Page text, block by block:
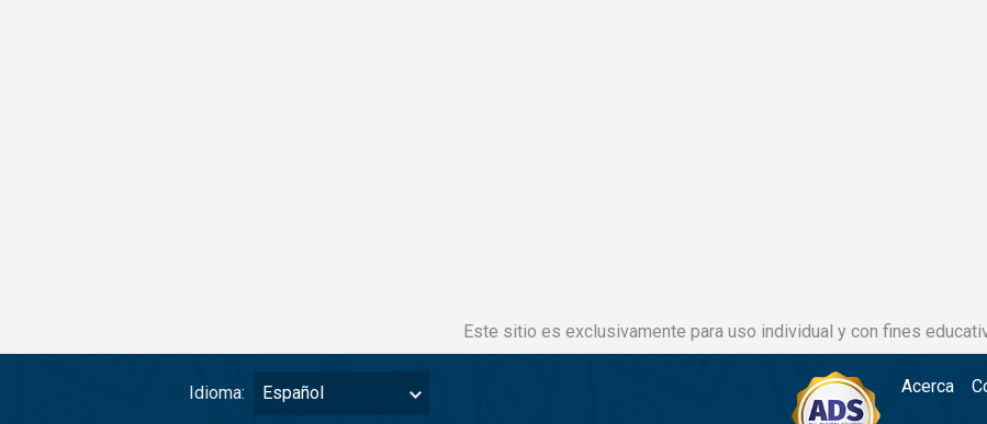
Este sitio es exclusivamente para uso individual y con fines
Idioma: Español Acerca